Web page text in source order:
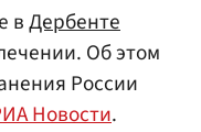
вДербенте
Об этом
России
Новости.